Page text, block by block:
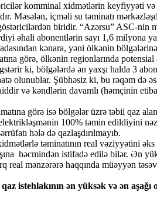
komminal xidmətlərin keyfiyyəti və
Məsələn, içməli su təminatı
biridir. “Azərsu” ASC-nin
əhali abonentlərin sayı 1,6 milyona
kənara, yəni ölkənin
görə, ölkənin regionlarında
ki, bölgələrdə ən yaxşı halda 3
olunublar. Şübhəsiz ki, bu rəqəm də
və kəndlərin davamlı (həmçinin
görə isə bölgələr üzrə təbii qaz
100% təmin edildiyini
hələ də qazlaşdırılmayıb.
təminatının real vəziyyətini
həcmindən istifadə edilə bilər. Ən
real mənzərərə haqqında müəyyən
istehlakının ən yüksək və ən